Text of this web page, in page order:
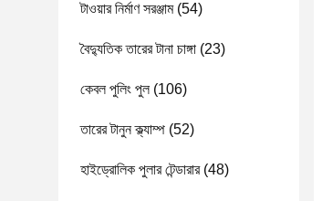
টাওয়ার নির্মাণ সরঞ্জাম(54)
বৈদ্যুতিক তারের টানা চাঙ্গা (23)
কেবল পুলিং পুল(106)
তারের টানুন ক্ল্যাম্প (52)
হাইড্রোলিক পুলার টেন্ডারার(48)